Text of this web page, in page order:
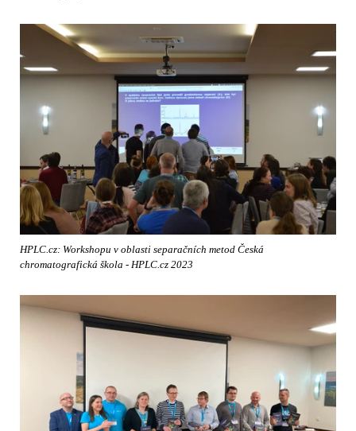
HPLC.cz: Workshopu v oblasti separačních metod Česká
chromatografická škola - HPLC.cz 2023